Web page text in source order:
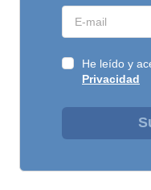
He leído y
Privacidad